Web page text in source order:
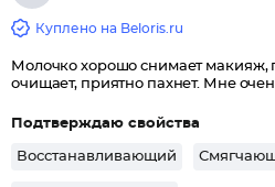
Куплено на Beloris.ru
Молочко хорошо снимает макияж,
очищает, приятно пахнет. Мне
Подтверждаю свойства
Восстанавливающий